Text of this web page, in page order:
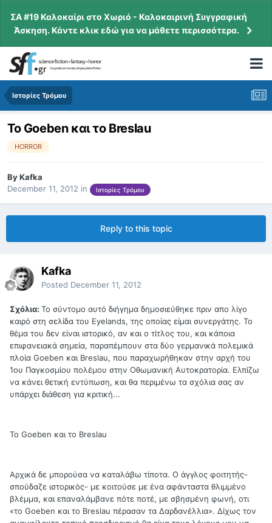
ΣΑ #19 Καλοκαίρι στο Χωριό - Καλοκαιρινή Συγγραφική
Άσκηση. Κάντε κλικ εδώ για να μάθετε περισσότερα.
Ιστορίες Τρόμου
Το Goeben και το Breslau
HORROR
ByKafka
December 11, 2012 in Ιστορίες Τρόμου
Reply to this topic
Kafka
Posted December 11, 2012
Σχόλια: Το σύντομο αυτό διήγημα δημοσιεύθηκε πριν απο λίγο
καιρό στη σελίδα του Eyelands, της οποίας είμαι συνεργάτης. Το
θέμα του δεν είναι ιστορικό, αν και ο τίτλος του, και κάποια
επιφανειακά σημεία, παραπέμπουν στα δύο γερμανικά πολεμικά
πλοία Goeben και Breslau, που παραχωρήθηκαν στην αρχή του
1ου Παγκοσμίου πολέμου στην Οθωμανική Αυτοκρατορία. Ελπίζω
να κάνει θετική εντύπωση, και θα περιμένω τα σχόλια σας αν
υπάρχει διάθεση για κριτική...
Το Goeben και το Breslau
Αρχικά δε μπορούσα να καταλάβω τίποτα. Ο άγγλος φοιτητής-
σπούδαζε ιστορικός- με κοιτούσε με ένα αφάνταστα θλιμμένο
βλέμμα, και επαναλάμβανε πότε ποτέ, με σβησμένη φωνή, οτι
«το Goeben και το Breslau πέρασαν τα Δαρδανέλλια». Δίχως τον